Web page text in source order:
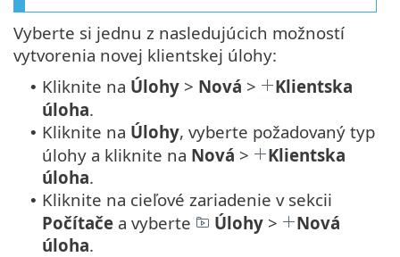
Vyberte si jednu z nasledujúcich možností
vytvorenia novej klientskej úlohy:
• Kliknite na Úlohy > Nová >
Klientska
úloha.
• Kliknite na Úlohy, vyberte požadovaný typ
úlohy a kliknite na Nová >
Klientska
úloha.
• Kliknite na cieľové zariadenie v sekcii
Počítače a vyberte Úlohy >
Nová
úloha.